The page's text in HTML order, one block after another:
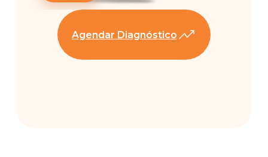
Agendar Diagnóstico